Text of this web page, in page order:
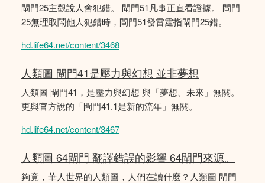
閘門25主觀說人會犯錯。 閘門51凡事正直看證據。 閘門
25無理取鬧他人犯錯時，閘門51發雷霆指閘門25錯。
hd.life64.net/content/3468
人類圖 閘門41是壓力與幻想 並非夢想
人類圖 閘門41，是壓力與幻想 與「夢想、未來」無關。
更與官方說的「閘門41.1是新的流年」無關。
hd.life64.net/content/3467
人類圖 64閘門 翻譯錯誤的影響 64閘門來源。
夠竟，華人世界的人類圖，人們在讀什麼？人類圖 閘門